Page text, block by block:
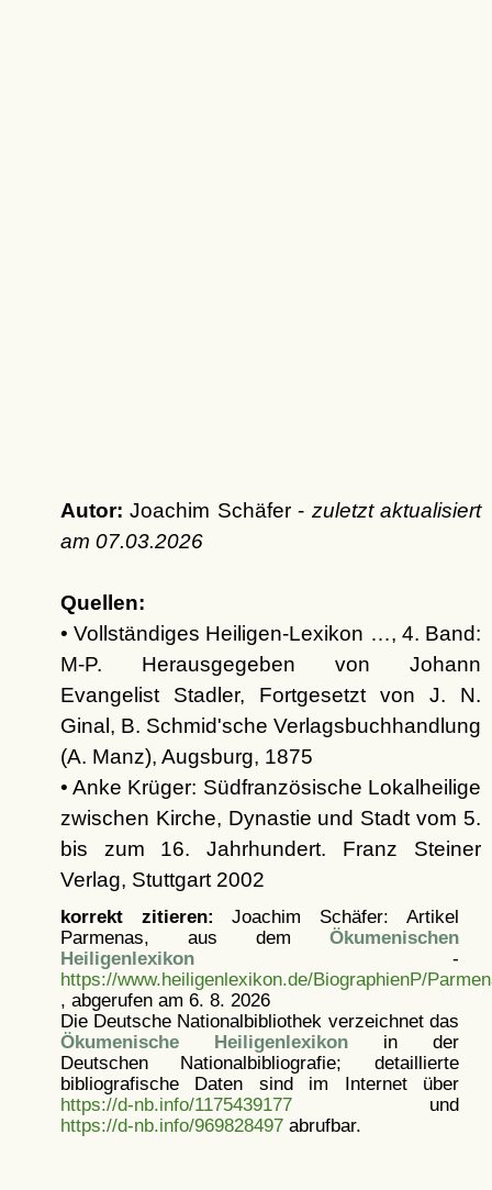
Autor: Joachim Schäfer - zuletzt aktualisiert
am 07.03.2026
Quellen:
• Vollständiges Heiligen-Lexikon …, 4. Band:
M-P. Herausgegeben von Johann
Evangelist Stadler, Fortgesetzt von J. N.
Ginal, B. Schmid'sche Verlagsbuchhandlung
(A. Manz), Augsburg, 1875
• Anke Krüger: Südfranzösische Lokalheilige
zwischen Kirche, Dynastie und Stadt vom 5.
bis zum 16. Jahrhundert. Franz Steiner
Verlag, Stuttgart 2002
korrekt zitieren: Joachim Schäfer: Artikel
Parmenas, aus dem Ökumenischen
Heiligenlexikon-
https://www.heiligenlexikon.de/BiographienP/
, abgerufen am 6. 8. 2026
Die Deutsche Nationalbibliothek verzeichnet das
Ökumenische Heiligenlexikonin der
Deutschen Nationalbibliografie; detaillierte
bibliografische Daten sind im Internet über
https://d-nb.info/1175439177und
https://d-nb.info/969828497abrufbar.